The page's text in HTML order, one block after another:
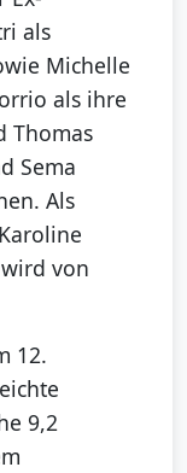
als
Michelle
als ihre
Thomas
Sema
Als
von
12.
9,2